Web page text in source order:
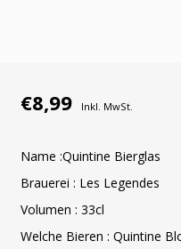
€8,99 Inkl. MwSt.
Name :Quintine Bierglas
Brauerei : Les Legendes
Volumen : 33cl
Welche Bieren : Quintine